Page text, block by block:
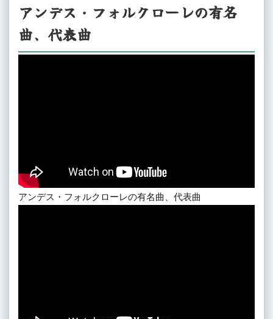
アンデス・フォルクローレの有名
曲、代表曲
アンデス・フォルクローレの有名曲、代表曲